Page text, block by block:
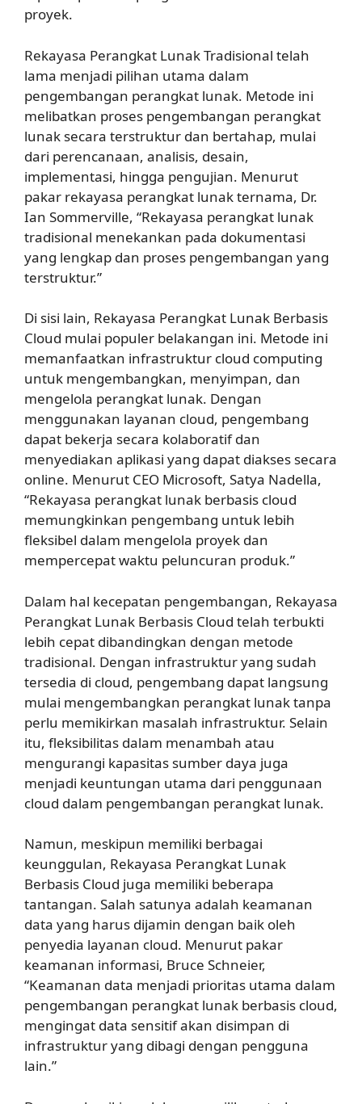
proyek.
Rekayasa Perangkat Lunak Tradisional telah
lama menjadi pilihan utama dalam
pengembangan perangkat lunak. Metode ini
melibatkan proses pengembangan perangkat
lunak secara terstruktur dan bertahap, mulai
dari perencanaan, analisis, desain,
implementasi, hingga pengujian. Menurut
pakar rekayasa perangkat lunak ternama, Dr.
Ian Sommerville, “Rekayasa perangkat lunak
tradisional menekankan pada dokumentasi
yang lengkap dan proses pengembangan yang
terstruktur.”
Di sisi lain, Rekayasa Perangkat Lunak Berbasis
Cloud mulai populer belakangan ini. Metode ini
memanfaatkan infrastruktur cloud computing
untuk mengembangkan, menyimpan, dan
mengelola perangkat lunak. Dengan
menggunakan layanan cloud, pengembang
dapat bekerja secara kolaboratif dan
menyediakan aplikasi yang dapat diakses secara
online. Menurut CEO Microsoft, Satya Nadella,
“Rekayasa perangkat lunak berbasis cloud
memungkinkan pengembang untuk lebih
fleksibel dalam mengelola proyek dan
mempercepat waktu peluncuran produk.”
Dalam hal kecepatan pengembangan, Rekayasa
Perangkat Lunak Berbasis Cloud telah terbukti
lebih cepat dibandingkan dengan metode
tradisional. Dengan infrastruktur yang sudah
tersedia di cloud, pengembang dapat langsung
mulai mengembangkan perangkat lunak tanpa
perlu memikirkan masalah infrastruktur. Selain
itu, fleksibilitas dalam menambah atau
mengurangi kapasitas sumber daya juga
menjadi keuntungan utama dari penggunaan
cloud dalam pengembangan perangkat lunak.
Namun, meskipun memiliki berbagai
keunggulan, Rekayasa Perangkat Lunak
Berbasis Cloud juga memiliki beberapa
tantangan. Salah satunya adalah keamanan
data yang harus dijamin dengan baik oleh
penyedia layanan cloud. Menurut pakar
keamanan informasi, Bruce Schneier,
“Keamanan data menjadi prioritas utama dalam
pengembangan perangkat lunak berbasis cloud,
mengingat data sensitif akan disimpan di
infrastruktur yang dibagi dengan pengguna
lain.”